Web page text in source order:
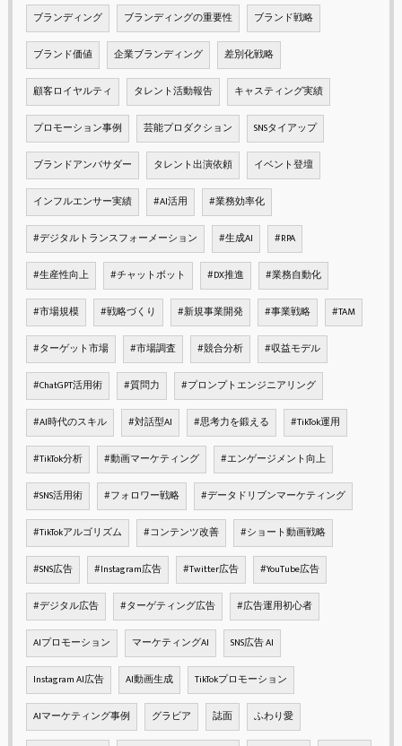
ブランディング ブランディングの重要性 ブランド戦略
ブランド価値 企業ブランディング 差別化戦略
顧客ロイヤルティ タレント活動報告 キャスティング実績
プロモーション事例 芸能プロダクション SNSタイアップ
ブランドアンバサダー タレント出演依頼 イベント登壇
インフルエンサー実績 #AI活用 #業務効率化
#デジタルトランスフォーメーション #生成AI #RPA
#生産性向上 #チャットボット #DX推進 #業務自動化
#市場規模 #戦略づくり #新規事業開発 #事業戦略 #TAM
#ターゲット市場 #市場調査 #競合分析 #収益モデル
#ChatGPT活用術 #質問力 #プロンプトエンジニアリング
#AI時代のスキル #対話型AI #思考力を鍛える #TikTok運用
#TikTok分析 #動画マーケティング #エンゲージメント向上
#SNS活用術 #フォロワー戦略 #データドリブンマーケティング
#TikTokアルゴリズム #コンテンツ改善 #ショート動画戦略
#SNS広告 #Instagram広告 #Twitter広告 #YouTube広告
#デジタル広告 #ターゲティング広告 #広告運用初心者
AIプロモーション マーケティングAI SNS広告 AI
Instagram AI広告 AI動画生成 TikTokプロモーション
AIマーケティング事例 グラビア 誌面 ふわり愛